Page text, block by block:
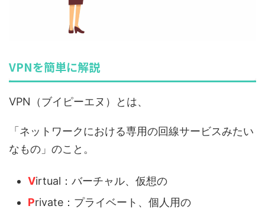
VPNを簡単に解説
VPN（ブイピーエヌ）とは、
「ネットワークにおける専用の回線サービスみたい
なもの」のこと。
Virtual：バーチャル、仮想の
Private：プライベート、個人用の